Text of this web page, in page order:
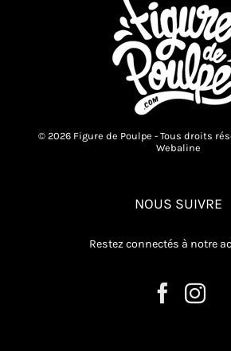
© 2026 Figure de Poulpe - Tous droits
Webaline
NOUS SUIVRE
Restez connectés à notre